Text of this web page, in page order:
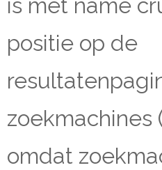
is met name
positie op de
zoekmachines
omdat